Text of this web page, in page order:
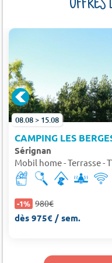
OFFRES
08.08 > 15.08
CAMPING LES
Sérignan
Mobil home - Terrasse -
-1% 980€
dès 975€ / sem.